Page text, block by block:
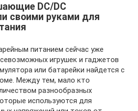
DC/DC
своими руками для
питанием сейчас уже
игрушек и гаджетов
или батарейки найдется с
Между тем, мало кто
разнообразных
используются для